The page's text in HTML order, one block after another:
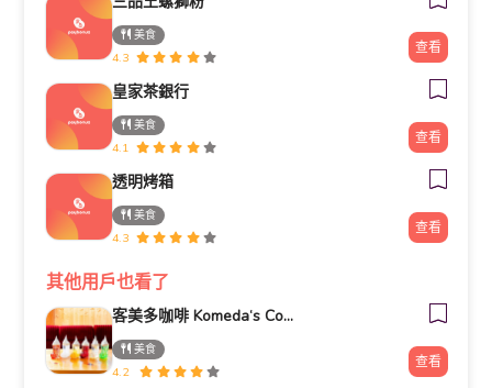
美食
4.3
查看
皇家茶銀行
美食
4.1
查看
透明烤箱
美食
4.3
查看
其他用戶也看了
客美多咖啡 Komeda‘s Coffee - 台南小北店
美食
4.2
查看